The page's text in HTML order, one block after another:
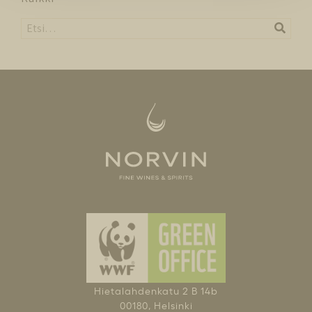
Hietalahdenkatu 2 B 14b
00180, Helsinki